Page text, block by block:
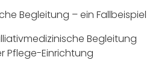
Begleitung – ein Fallbeispiel
Begleitung
Pflege-Einrichtung